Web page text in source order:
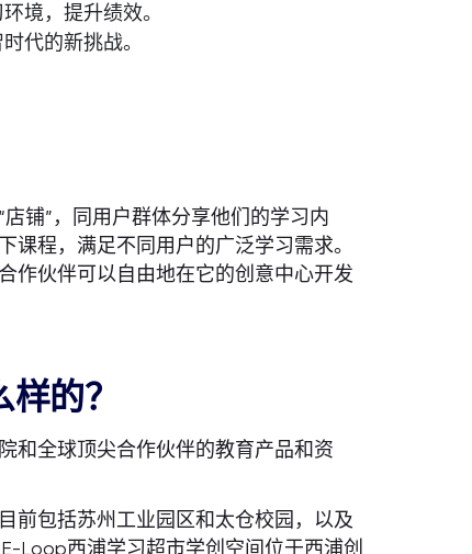
境，提升绩效。
代的新挑战。
铺”，同用户群体分享他们的学习内
程，满足不同用户的广泛学习需求。
作伙伴可以自由地在它的创意中心开发
的？
和全球顶尖合作伙伴的教育产品和资
前包括苏州工业园区和太仓校园，以及
Loop西浦学习超市学创空间位于西浦创